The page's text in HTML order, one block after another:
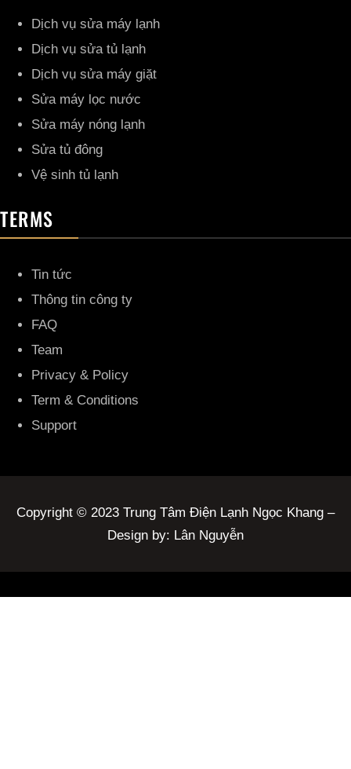
Dịch vụ sửa máy lạnh
Dịch vụ sửa tủ lạnh
Dịch vụ sửa máy giặt
Sửa máy lọc nước
Sửa máy nóng lạnh
Sửa tủ đông
Vệ sinh tủ lạnh
TERMS
Tin tức
Thông tin công ty
FAQ
Team
Privacy & Policy
Term & Conditions
Support
Copyright © 2023 Trung Tâm Điện Lạnh Ngọc Khang –
Design by: Lân Nguyễn